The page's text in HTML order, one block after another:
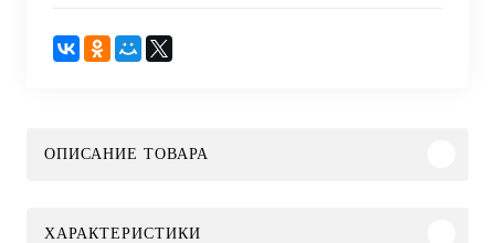
ОПИСАНИЕ ТОВАРА
ХАРАКТЕРИСТИКИ